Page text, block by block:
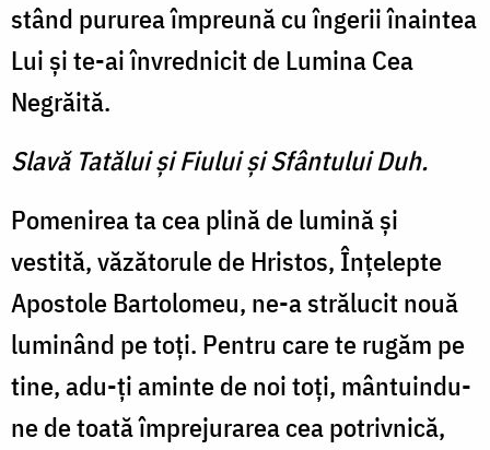
stând pururea împreună cu îngerii înaintea
Lui şi te-ai învrednicit de Lumina Cea
Negrăită.
Slavă Tatălui şi Fiului şi Sfântului Duh.
Pomenirea ta cea plină de lumină şi
vestită, văzătorule de Hristos, Înţelepte
Apostole Bartolomeu, ne-a strălucit nouă
luminând pe toţi. Pentru care te rugăm pe
tine, adu-ţi aminte de noi toţi, mântuindu-
ne de toată împrejurarea cea potrivnică,